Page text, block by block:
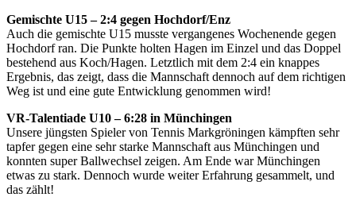
Gemischte U15 – 2:4 gegen Hochdorf/Enz
Auch die gemischte U15 musste vergangenes Wochenende gegen
Hochdorf ran. Die Punkte holten Hagen im Einzel und das Doppel
bestehend aus Koch/Hagen. Letztlich mit dem 2:4 ein knappes
Ergebnis, das zeigt, dass die Mannschaft dennoch auf dem richtigen
Weg ist und eine gute Entwicklung genommen wird!
VR‑Talentiade U10 – 6:28 in Münchingen
Unsere jüngsten Spieler von Tennis Markgröningen kämpften sehr
tapfer gegen eine sehr starke Mannschaft aus Münchingen und
konnten super Ballwechsel zeigen. Am Ende war Münchingen
etwas zu stark. Dennoch wurde weiter Erfahrung gesammelt, und
das zählt!